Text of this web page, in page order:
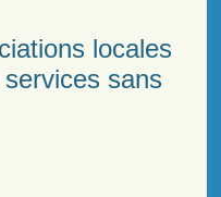
locales
services sans